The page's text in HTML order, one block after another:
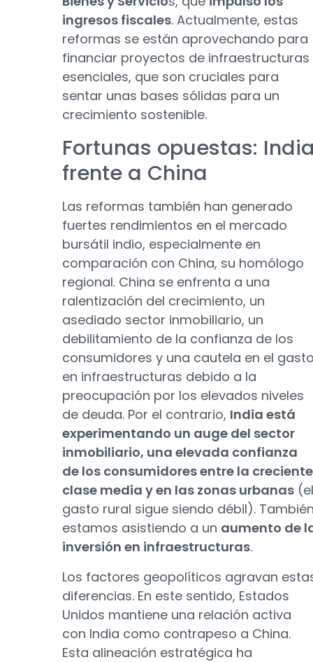
ingresos fiscales. Actualmente, estas
reformas se están aprovechando para
financiar proyectos de infraestructuras
esenciales, que son cruciales para
sentar unas bases sólidas para un
crecimiento sostenible.
Fortunas opuestas:
frente a China
Las reformas también han generado
fuertes rendimientos en el mercado
bursátil indio, especialmente en
comparación con China, su homólogo
regional. China se enfrenta a una
ralentización del crecimiento, un
asediado sector inmobiliario, un
debilitamiento de la confianza de los
consumidores y una cautela en el
en infraestructuras debido a la
preocupación por los elevados niveles
de deuda. Por el contrario, India está
experimentando un auge del sector
inmobiliario, una elevada confianza
de los consumidores entre la creciente
clase media y en las zonas urbanas (el
gasto rural sigue siendo débil).
estamos asistiendo a un aumento de
inversión en infraestructuras.
Los factores geopolíticos agravan
diferencias. En este sentido, Estados
Unidos mantiene una relación activa
con India como contrapeso a China.
Esta alineación estratégica ha